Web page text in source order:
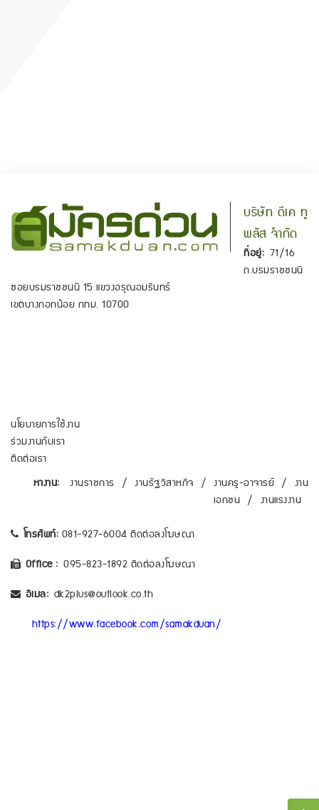
บริษัท ดีเค ทู
พลัส จำกัด
ที่อยู่: 71/16
ถ.บรมราชชนนี
ซอยบรมราชชนนี 15 แขวงอรุณอมรินทร์
เขตบางกอกน้อย กทม. 10700
นโยบายการใช้งาน
ร่วมงานกับเรา
ติดต่อเรา
หางาน:
งานราชการ / งานรัฐวิสาหกิจ / งานครู-อาจารย์ / งาน
เอกชน / งานแรงงาน
โทรศัพท์: 081-927-6004 ติดต่อลงโฆษณา
Office : 095-823-1892 ติดต่อลงโฆษณา
อีเมล: dk2plus@outlook.co.th
https://www.facebook.com/samakduan/